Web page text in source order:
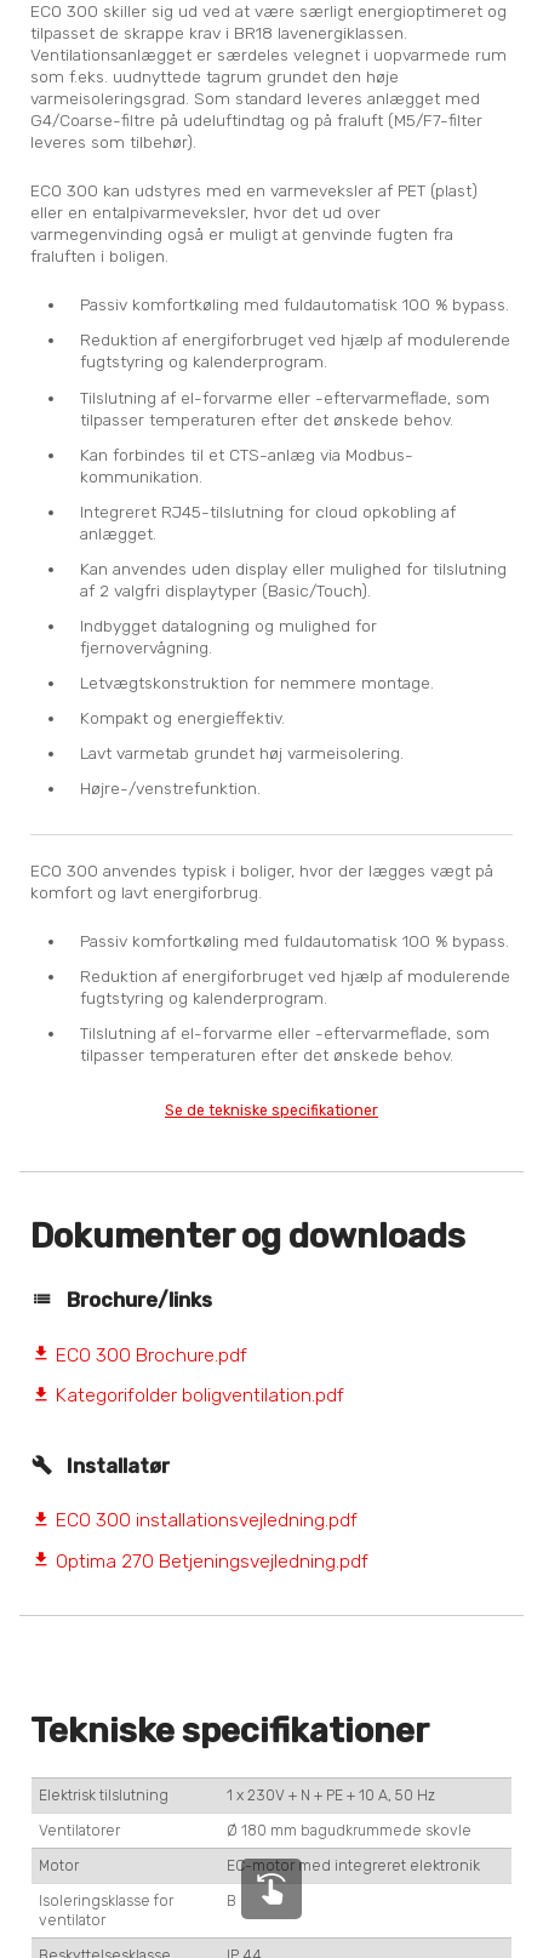
ECO 300 skiller sig ud ved at være særligt energioptimeret og
tilpasset de skrappe krav i BR18 lavenergiklassen.
Ventilationsanlægget er særdeles velegnet i uopvarmede rum
som f.eks. uudnyttede tagrum grundet den høje
varmeisoleringsgrad. Som standard leveres anlægget med
G4/Coarse-filtre på udeluftindtag og på fraluft (M5/F7-filter
leveres som tilbehør).
ECO 300 kan udstyres med en varmeveksler af PET (plast)
eller en entalpivarmeveksler, hvor det ud over
varmegenvinding også er muligt at genvinde fugten fra
fraluften i boligen.
Passiv komfortkøling med fuldautomatisk 100 % bypass.
Reduktion af energiforbruget ved hjælp af modulerende
fugtstyring og kalenderprogram.
Tilslutning af el-forvarme eller -eftervarmeflade, som
tilpasser temperaturen efter det ønskede behov.
Kan forbindes til et CTS-anlæg via Modbus-
kommunikation.
Integreret RJ45-tilslutning for cloud opkobling af
anlægget.
Kan anvendes uden display eller mulighed for tilslutning
af 2 valgfri displaytyper (Basic/Touch).
Indbygget datalogning og mulighed for
fjernovervågning.
Letvægtskonstruktion for nemmere montage.
Kompakt og energieffektiv.
Lavt varmetab grundet høj varmeisolering.
Højre-/venstrefunktion.
ECO 300 anvendes typisk i boliger, hvor der lægges vægt på
komfort og lavt energiforbrug.
Passiv komfortkøling med fuldautomatisk 100 % bypass.
Reduktion af energiforbruget ved hjælp af modulerende
fugtstyring og kalenderprogram.
Tilslutning af el-forvarme eller -eftervarmeflade, som
tilpasser temperaturen efter det ønskede behov.
Se de tekniske specifikationer
Dokumenter og downloads
Brochure/links
file_download ECO 300 Brochure.pdf
file_download Kategorifolder boligventilation.pdf
Installatør
file_download ECO 300 installationsvejledning.pdf
file_download Optima 270 Betjeningsvejledning.pdf
swipe_left
Tekniske specifikationer
Elektrisk tilslutning 1 x 230V + N + PE + 10 A, 50 Hz
Ventilatorer Ø 180 mm bagudkrummede skovle
Motor EC-motor med integreret elektronik
Isoleringsklasse for
ventilator
B